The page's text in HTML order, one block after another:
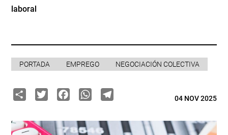
laboral
PORTADA EMPREGO NEGOCIACIÓN COLECTIVA
ShareTwitterFacebook
WhatsApp
Telegram04 NOV 2025